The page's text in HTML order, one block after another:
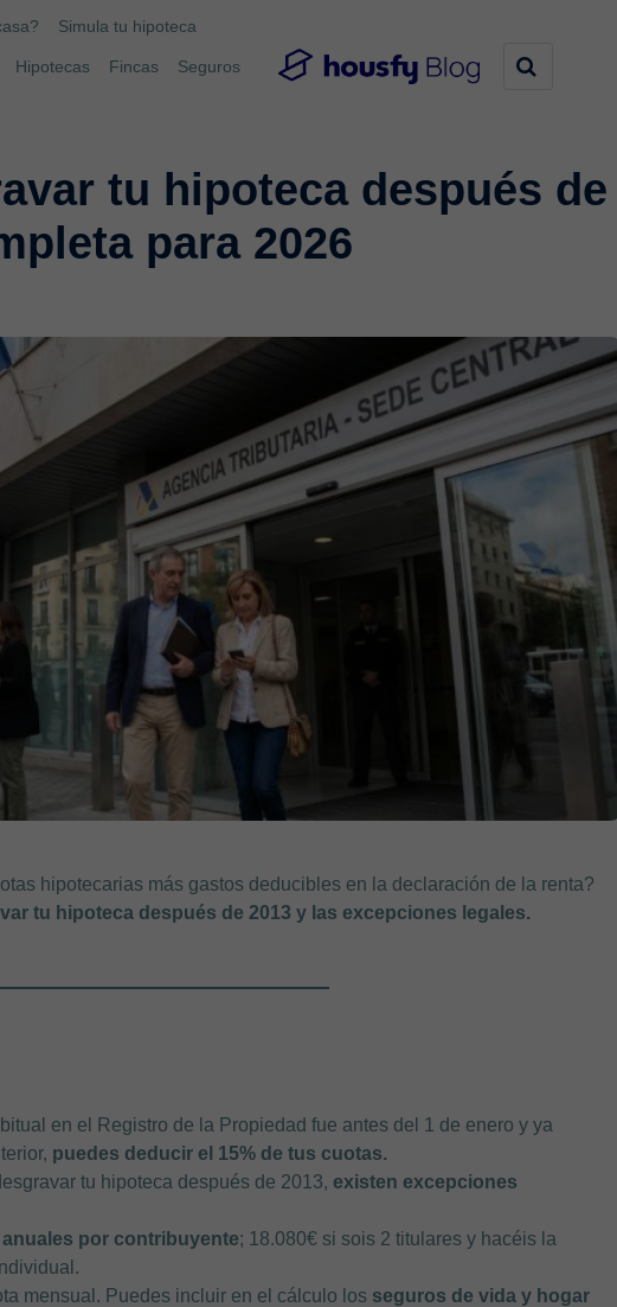
Simula tu hipoteca
Hipotecas Fincas Seguros
tu hipoteca después de
para 2026
hipotecarias más gastos deducibles en la declaración de la renta?
tu hipoteca después de 2013 y las excepciones legales.
en el Registro de la Propiedad fue antes del 1 de enero y ya
puedes deducir el 15% de tus cuotas.
tu hipoteca después de 2013, existen excepciones
anuales por contribuyente; 18.080€ si sois 2 titulares y hacéis la
mensual. Puedes incluir en el cálculo los seguros de vida y hogar